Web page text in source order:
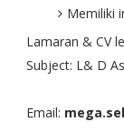
Memiliki
Lamaran & CV
Subject: L& D
Email: